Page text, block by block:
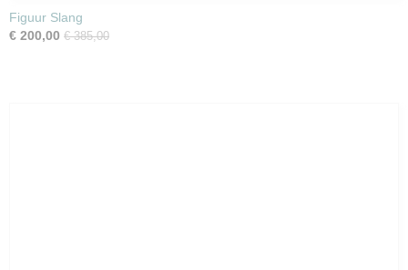
Figuur Slang
€ 200,00 € 385,00